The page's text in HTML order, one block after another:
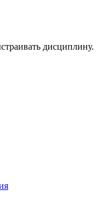
дисциплину.